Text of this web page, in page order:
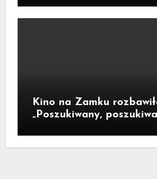
Kino na Zamku
„Poszukiwany,